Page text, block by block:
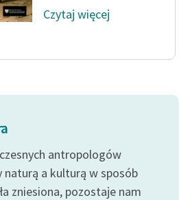
Czytaj więcej
antropologów
naturą a kulturą w sposób
zniesiona, pozostaje nam